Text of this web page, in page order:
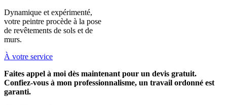
Dynamique et expérimenté,
votre peintre procède à la pose
de revêtements de sols et de
murs.
À votre service
Faites appel à moi dès maintenant pour un devis gratuit.
Confiez-vous à mon professionnalisme, un travail ordonné est
garanti.